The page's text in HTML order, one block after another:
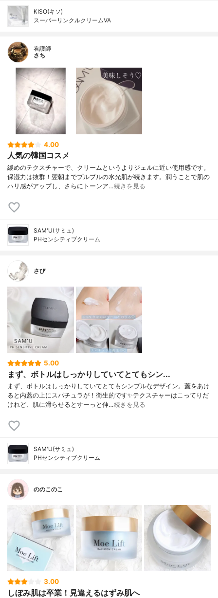
KISO(キソ)
スーパーリンクルクリームVA
看護師
さち
4.00
人気の韓国コスメ
緩めのテクスチャーで、クリームというよりジェルに近い使用感です。
保湿力は抜群！翌朝までプルプルの水光肌が続きます。潤うことで肌の
ハリ感がアップし、さらにトーンア…続きを見る
SAM'U(サミュ)
PHセンシティブクリーム
さび
5.00
まず、ボトルはしっかりしていてとてもシン...
まず、ボトルはしっかりしていてとてもシンプルなデザイン。蓋をあけ
ると内蓋の上にスパチュラが！衛生的です✨テクスチャーはこってりだ
けれど、肌に滑らせるとすーっと伸…続きを見る
SAM'U(サミュ)
PHセンシティブクリーム
ののこのこ
3.00
しぼみ肌は卒業！見違えるはずみ肌へ